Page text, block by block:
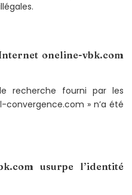
oneline-vbk.com
recherche fourni par les
convergence.com » n’a été
usurpe l’identité